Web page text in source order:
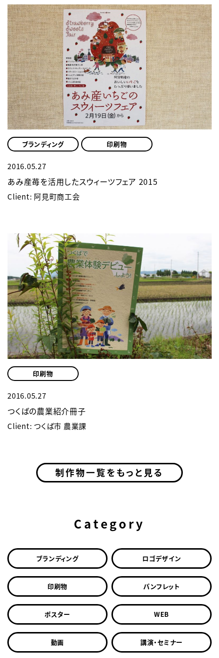
ブランディング 印刷物
2016.05.27
あみ産苺を活用したスウィーツフェア 2015
Client: 阿見町商工会
印刷物
2016.05.27
つくばの農業紹介冊子
Client: つくば市 農業課
制作物一覧をもっと見る
Category
ブランディング ロゴデザイン
印刷物 パンフレット
ポスター WEB
動画 講演・セミナー